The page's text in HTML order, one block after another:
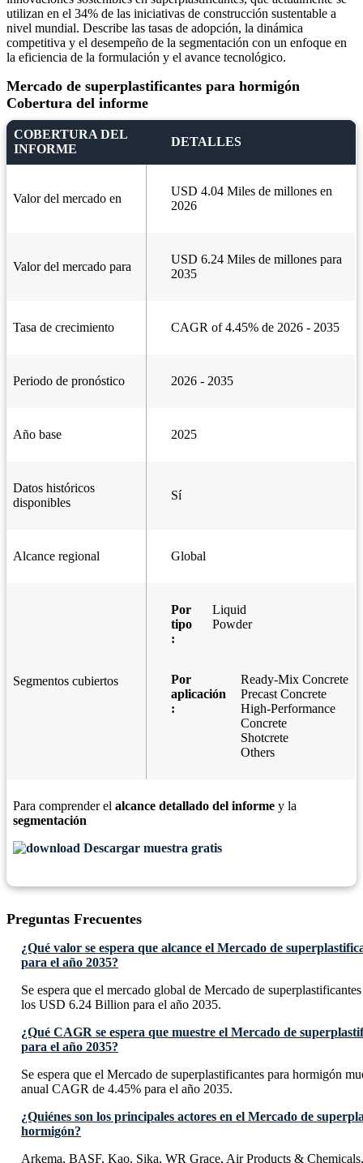
utilizan en el 34% de las iniciativas de construcción sustentable a
nivel mundial. Describe las tasas de adopción, la dinámica
competitiva y el desempeño de la segmentación con un enfoque en
la eficiencia de la formulación y el avance tecnológico.
Mercado de superplastificantes para hormigón
Cobertura del informe
COBERTURA DEL
INFORME
DETALLES
Valor del mercado en
USD 4.04 Miles de millones en
2026
Valor del mercado para
USD 6.24 Miles de millones para
2035
Tasa de crecimiento CAGR of 4.45% de 2026 - 2035
Periodo de pronóstico 2026 - 2035
Año base 2025
Datos históricos
disponibles
Sí
Alcance regional Global
Segmentos cubiertos
Por
tipo
:
Liquid
Powder
Por
aplicación
:
Ready-Mix Concrete
Precast Concrete
High-Performance
Concrete
Shotcrete
Others
Para comprender el alcance detallado del informe y la
segmentación
Descargar muestra gratis
Preguntas Frecuentes
¿Qué valor se espera que alcance el Mercado de
para el año 2035?
Se espera que el mercado global de Mercado de
los USD 6.24 Billion para el año 2035.
¿Qué CAGR se espera que muestre el Mercado de
para el año 2035?
Se espera que el Mercado de superplastificantes para hormigón
anual CAGR de 4.45% para el año 2035.
¿Quiénes son los principales actores en el Mercado de
hormigón?
Arkema, BASF, Kao, Sika, WR Grace, Air Products &